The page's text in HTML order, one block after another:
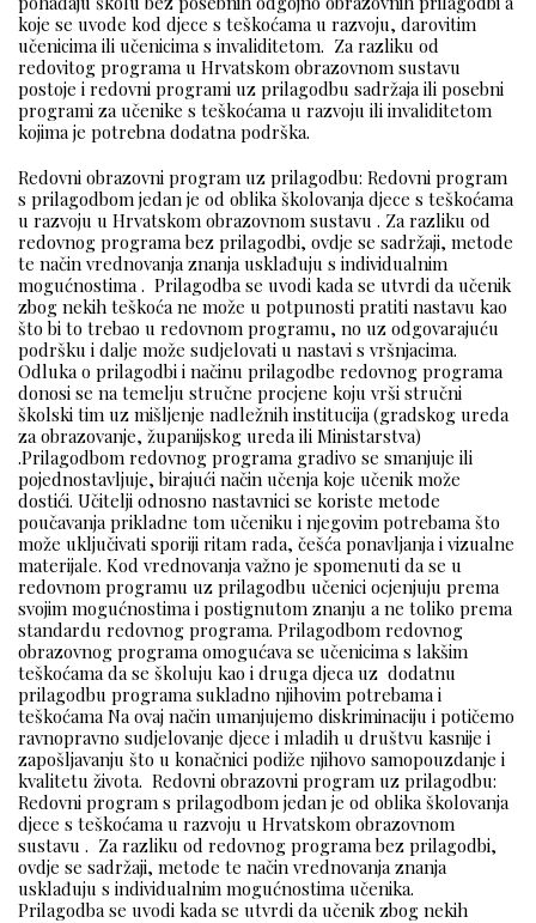
koje se uvode kod djece s teškoćama u razvoju, darovitim
učenicima ili učenicima s invaliditetom. Za razliku od
redovitog programa u Hrvatskom obrazovnom sustavu
postoje i redovni programi uz prilagodbu sadržaja ili posebni
programi za učenike s teškoćama u razvoju ili invaliditetom
kojima je potrebna dodatna podrška.
Redovni obrazovni program uz prilagodbu: Redovni program
s prilagodbom jedan je od oblika školovanja djece s teškoćama
u razvoju u Hrvatskom obrazovnom sustavu . Za razliku od
redovnog programa bez prilagodbi, ovdje se sadržaji, metode
te način vrednovanja znanja usklađuju s individualnim
mogućnostima . Prilagodba se uvodi kada se utvrdi da učenik
zbog nekih teškoća ne može u potpunosti pratiti nastavu kao
što bi to trebao u redovnom programu, no uz odgovarajuću
podršku i dalje može sudjelovati u nastavi s vršnjacima.
Odluka o prilagodbi i načinu prilagodbe redovnog programa
donosi se na temelju stručne procjene koju vrši stručni
školski tim uz mišljenje nadležnih institucija (gradskog ureda
za obrazovanje, županijskog ureda ili Ministarstva)
.Prilagodbom redovnog programa gradivo se smanjuje ili
pojednostavljuje, birajući način učenja koje učenik može
dostići. Učitelji odnosno nastavnici se koriste metode
poučavanja prikladne tom učeniku i njegovim potrebama što
može uključivati sporiji ritam rada, češća ponavljanja i vizualne
materijale. Kod vrednovanja važno je spomenuti da se u
redovnom programu uz prilagodbu učenici ocjenjuju prema
svojim mogućnostima i postignutom znanju a ne toliko prema
standardu redovnog programa. Prilagodbom redovnog
obrazovnog programa omogućava se učenicima s lakšim
teškoćama da se školuju kao i druga djeca uz dodatnu
prilagodbu programa sukladno njihovim potrebama i
teškoćama Na ovaj način umanjujemo diskriminaciju i potičemo
ravnopravno sudjelovanje djece i mladih u društvu kasnije i
zapošljavanju što u konačnici podiže njihovo samopouzdanje i
kvalitetu života. Redovni obrazovni program uz prilagodbu:
Redovni program s prilagodbom jedan je od oblika školovanja
djece s teškoćama u razvoju u Hrvatskom obrazovnom
sustavu . Za razliku od redovnog programa bez prilagodbi,
ovdje se sadržaji, metode te način vrednovanja znanja
usklađuju s individualnim mogućnostima učenika.
Prilagodba se uvodi kada se utvrdi da učenik zbog nekih